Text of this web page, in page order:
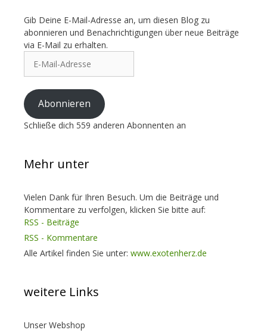
Gib Deine E-Mail-Adresse an, um diesen Blog zu
abonnieren und Benachrichtigungen über neue Beiträge
via E-Mail zu erhalten.
Mail-
Abonnieren
Schließe dich 559 anderen Abonnenten an
Mehr unter
Vielen Dank für Ihren Besuch. Um die Beiträge und
Kommentare zu verfolgen, klicken Sie bitte auf:
RSS - Beiträge
RSS - Kommentare
Alle Artikel finden Sie unter: www.exotenherz.de
weitere Links
Unser Webshop